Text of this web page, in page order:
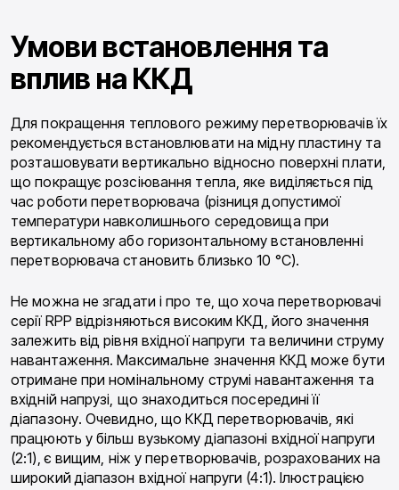
Умови встановлення та
вплив на ККД
Для покращення теплового режиму перетворювачів їх
рекомендується встановлювати на мідну пластину та
розташовувати вертикально відносно поверхні плати,
що покращує розсіювання тепла, яке виділяється під
час роботи перетворювача (різниця допустимої
температури навколишнього середовища при
вертикальному або горизонтальному встановленні
перетворювача становить близько 10 °С).
Не можна не згадати і про те, що хоча перетворювачі
серії RPP відрізняються високим ККД, його значення
залежить від рівня вхідної напруги та величини струму
навантаження. Максимальне значення ККД може бути
отримане при номінальному струмі навантаження та
вхідній напрузі, що знаходиться посередині її
діапазону. Очевидно, що ККД перетворювачів, які
працюють у більш вузькому діапазоні вхідної напруги
(2:1), є вищим, ніж у перетворювачів, розрахованих на
широкий діапазон вхідної напруги (4:1). Ілюстрацією